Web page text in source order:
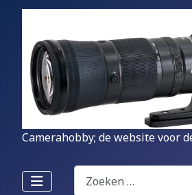
Camerahobby; de website voor
Zoeken